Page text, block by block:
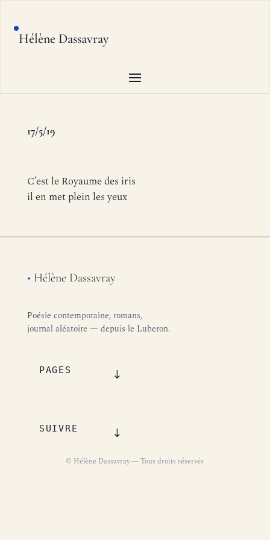
Hélène Dassavray
17/5/19
C’est le Royaume des iris
il en met plein les yeux
• Hélène Dassavray
Poésie contemporaine, romans,
journal aléatoire — depuis le Luberon.
PAGES
SUIVRE
© Hélène Dassavray — Tous droits réservés